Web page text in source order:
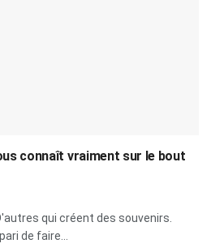
connaît vraiment sur le bout
qui créent des souvenirs.
de faire...